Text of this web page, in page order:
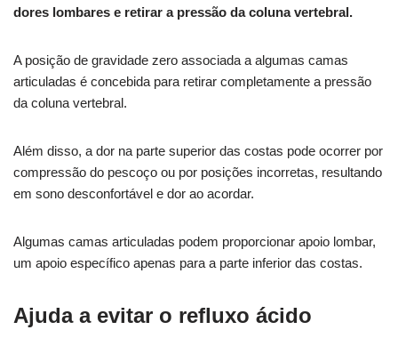
dores lombares e retirar a pressão da coluna vertebral.
A posição de gravidade zero associada a algumas camas
articuladas é concebida para retirar completamente a pressão
da coluna vertebral.
Além disso, a dor na parte superior das costas pode ocorrer por
compressão do pescoço ou por posições incorretas, resultando
em sono desconfortável e dor ao acordar.
Algumas camas articuladas podem proporcionar apoio lombar,
um apoio específico apenas para a parte inferior das costas.
Ajuda a evitar o refluxo ácido